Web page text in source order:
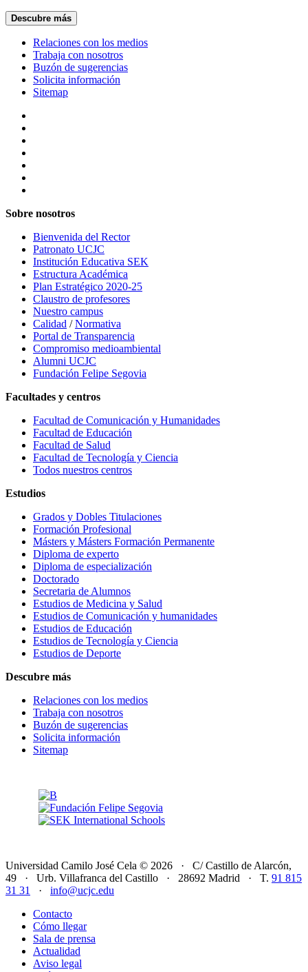
Descubre más
Relaciones con los medios
Trabaja con nosotros
Buzón de sugerencias
Solicita información
Sitemap
Sobre nosotros
Bienvenida del Rector
Patronato UCJC
Institución Educativa SEK
Estructura Académica
Plan Estratégico 2020-25
Claustro de profesores
Nuestro campus
Calidad /Normativa
Portal de Transparencia
Compromiso medioambiental
Alumni UCJC
Fundación Felipe Segovia
Facultades y centros
Facultad de Comunicación y Humanidades
Facultad de Educación
Facultad de Salud
Facultad de Tecnología y Ciencia
Todos nuestros centros
Estudios
Grados y Dobles Titulaciones
Formación Profesional
Másters y Másters Formación Permanente
Diploma de experto
Diploma de especialización
Doctorado
Secretaria de Alumnos
Estudios de Medicina y Salud
Estudios de Comunicación y humanidades
Estudios de Educación
Estudios de Tecnología y Ciencia
Estudios de Deporte
Descubre más
Relaciones con los medios
Trabaja con nosotros
Buzón de sugerencias
Solicita información
Sitemap
Universidad Camilo José Cela © 2026 · C/ Castillo de Alarcón,
49 · Urb. Villafranca del Castillo · 28692 Madrid · T. 91 815
31 31
· info@ucjc.edu
Contacto
Cómo llegar
Sala de prensa
Actualidad
Aviso legal